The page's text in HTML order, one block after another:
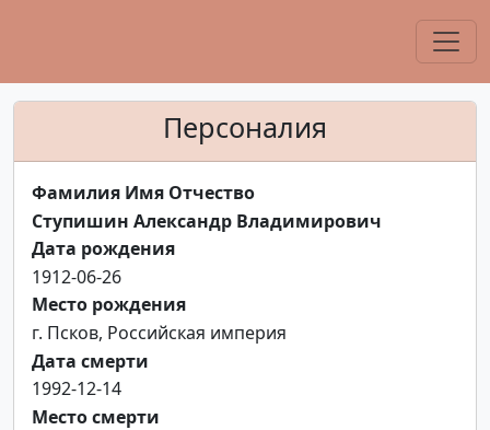
Персоналия
Фамилия Имя Отчество
Ступишин Александр Владимирович
Дата рождения
1912-06-26
Место рождения
г. Псков, Российская империя
Дата смерти
1992-12-14
Место смерти